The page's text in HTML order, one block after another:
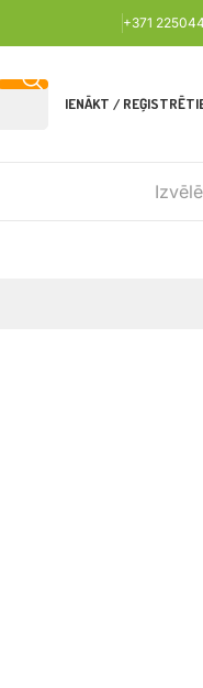
+371
IENĀKT /